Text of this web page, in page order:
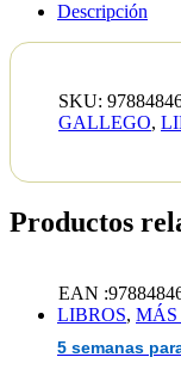
Descripción
EAN
SKU:
GALLEGO,
Productos
LIBROS, MÁS
5 semanas